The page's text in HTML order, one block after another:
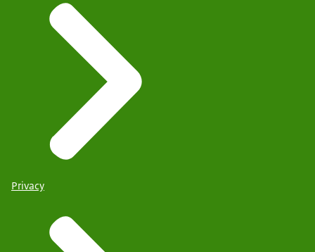
Privacy